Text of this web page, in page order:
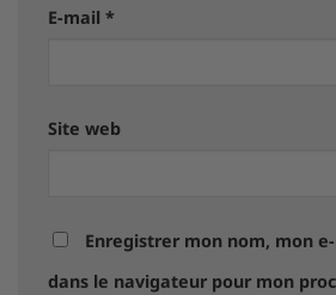
E-mail *
Site web
Enregistrer mon nom, mon
dans le navigateur pour mon